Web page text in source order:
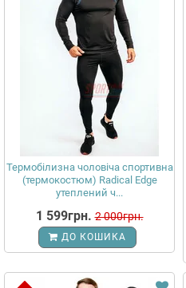
Термобілизна чоловіча спортивна
(термокостюм) Radical Edge
утеплений ч...
1 599грн. 2 000грн.
ДО КОШИКА